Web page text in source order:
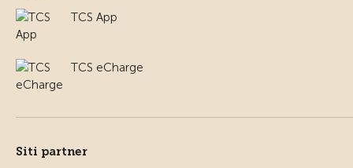
TCS App
TCS eCharge
Siti partner